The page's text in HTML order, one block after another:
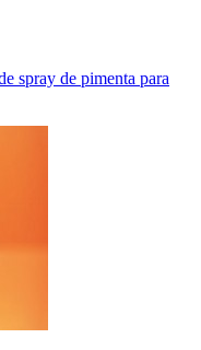
spray de pimenta para